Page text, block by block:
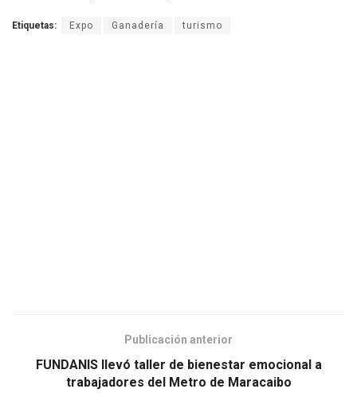
Etiquetas: Expo Ganadería turismo
Publicación anterior
FUNDANIS llevó taller de bienestar emocional a
trabajadores del Metro de Maracaibo